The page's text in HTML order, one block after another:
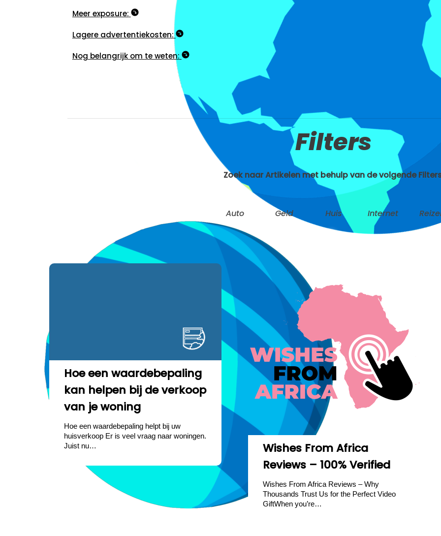
Meer exposure:
Lagere advertentiekosten:
Nog belangrijk om te weten:
Filters
Zoek naar Artikelen met behulp van de volgende
Auto Geld Huis Internet
Hoe een waardebepaling
kan helpen bij de verkoop
van je woning
Hoe een waardebepaling helpt bij uw
huisverkoop Er is veel vraag naar woningen.
Juist nu…
Wishes From Africa
Reviews – 100% Verified
Wishes From Africa Reviews – Why
Thousands Trust Us for the Perfect Video
GiftWhen you’re…